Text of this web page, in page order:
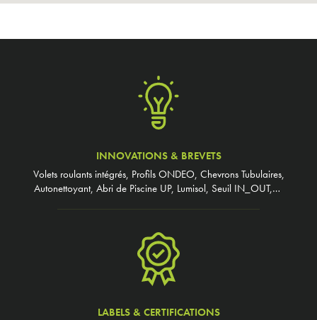
INNOVATIONS & BREVETS
Volets roulants intégrés, Profils ONDEO, Chevrons Tubulaires,
Autonettoyant, Abri de Piscine UP, Lumisol, Seuil IN_OUT,…
LABELS & CERTIFICATIONS